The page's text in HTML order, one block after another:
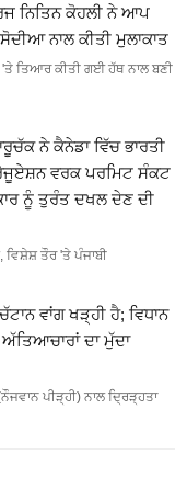
ਨਿਤਿਨ ਕੋਹਲੀ ਨੇ ਆਪ
ਨਾਲ ਕੀਤੀ ਮੁਲਾਕਾਤ
ਤਿਆਰ ਕੀਤੀ ਗਈ ਹੱਥ ਨਾਲ ਬਣੀ
ਨੇ ਕੈਨੇਡਾ ਵਿੱਚ ਭਾਰਤੀ
ਵਰਕ ਪਰਮਿਟ ਸੰਕਟ
ਨੂੰ ਤੁਰੰਤ ਦਖਲ ਦੇਣ ਦੀ
ਵਿਸ਼ੇਸ਼ ਤੌਰ 'ਤੇ ਪੰਜਾਬੀ
ਵਾਂਗ ਖੜ੍ਹੀ ਹੈ; ਵਿਧਾਨ
ਅੱਤਿਆਚਾਰਾਂ ਦਾ ਮੁੱਦਾ
ਪੀੜ੍ਹੀ) ਨਾਲ ਦ੍ਰਿੜ੍ਹਤਾ